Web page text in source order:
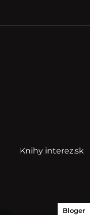
Knihy interez.sk
Bloger